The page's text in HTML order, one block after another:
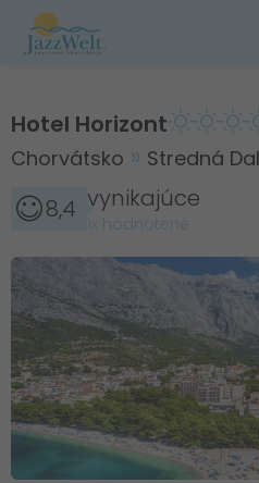
Hotel Horizont
Chorvátsko Stredná
8,4 vynikajúce
1x hodnotené